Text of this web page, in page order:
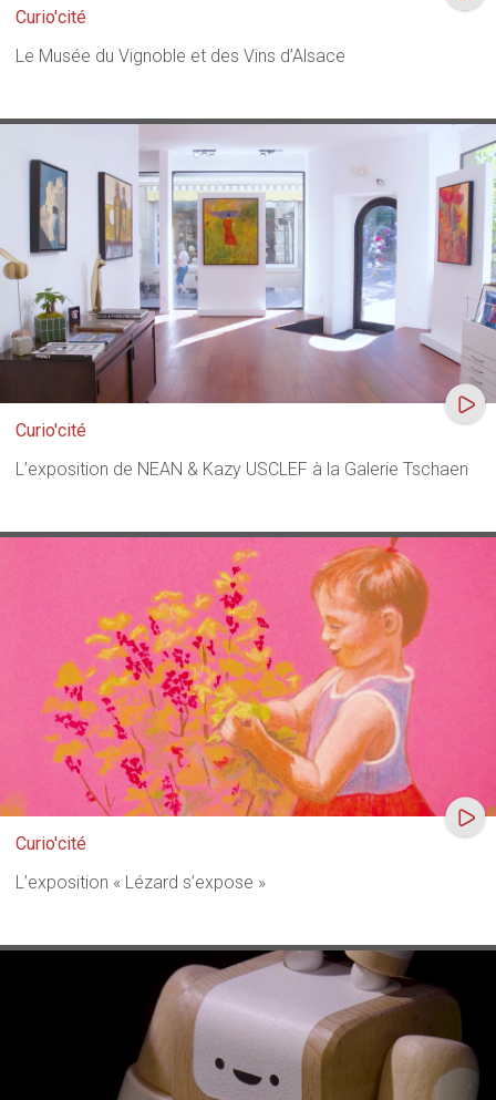
Curio'cité
Le Musée du Vignoble et des Vins d’Alsace
Curio'cité
L’exposition de NEAN & Kazy USCLEF à la Galerie Tschaen
Curio'cité
L’exposition « Lézard s’expose »